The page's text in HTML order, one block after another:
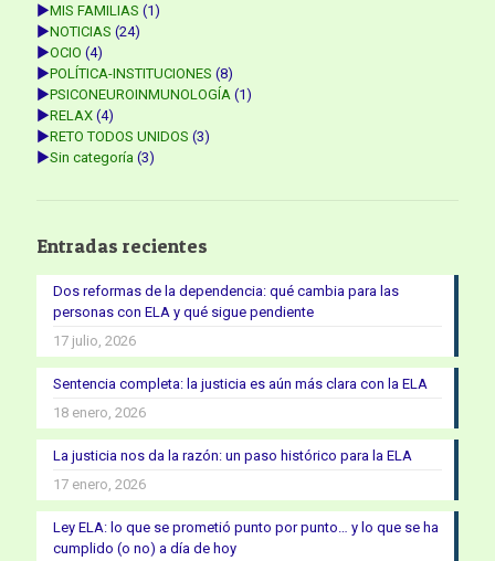
►MIS FAMILIAS (1)
►NOTICIAS (24)
►OCIO (4)
►POLÍTICA-INSTITUCIONES (8)
►PSICONEUROINMUNOLOGÍA (1)
►RELAX (4)
►RETO TODOS UNIDOS (3)
►Sin categoría (3)
Entradas recientes
Dos reformas de la dependencia: qué cambia para las
personas con ELA y qué sigue pendiente
17 julio, 2026
Sentencia completa: la justicia es aún más clara con la ELA
18 enero, 2026
La justicia nos da la razón: un paso histórico para la ELA
17 enero, 2026
Ley ELA: lo que se prometió punto por punto… y lo que se ha
cumplido (o no) a día de hoy